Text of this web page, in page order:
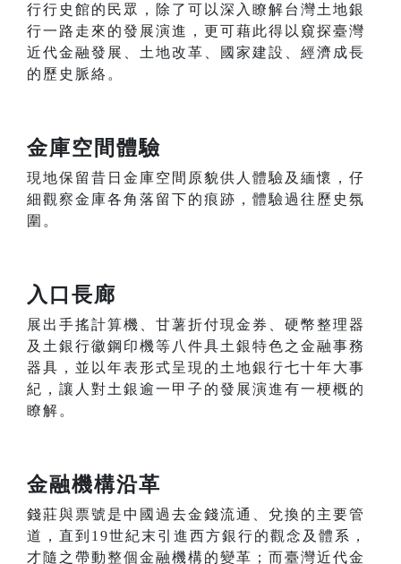
行行史館的民眾，除了可以深入瞭解台灣土地銀
行一路走來的發展演進，更可藉此得以窺探臺灣
近代金融發展、土地改革、國家建設、經濟成長
的歷史脈絡。
金庫空間體驗
現地保留昔日金庫空間原貌供人體驗及緬懷，仔
細觀察金庫各角落留下的痕跡，體驗過往歷史氛
圍。
入口長廊
展出手搖計算機、甘薯折付現金券、硬幣整理器
及土銀行徽鋼印機等八件具土銀特色之金融事務
器具，並以年表形式呈現的土地銀行七十年大事
紀，讓人對土銀逾一甲子的發展演進有一梗概的
瞭解。
金融機構沿革
錢莊與票號是中國過去金錢流通、兌換的主要管
道，直到19世紀末引進西方銀行的觀念及體系，
才隨之帶動整個金融機構的變革；而臺灣近代金